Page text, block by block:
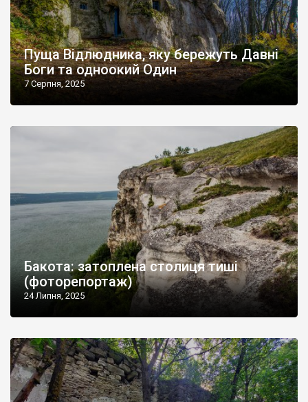
Пуща Відлюдника, яку бережуть Давні
Боги та одноокий Один
7 Серпня, 2025
Бакота: затоплена столиця тиші
(фоторепортаж)
24 Липня, 2025